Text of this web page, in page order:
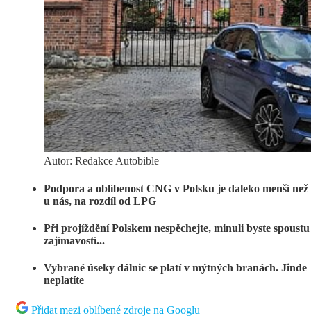
Autor: Redakce Autobible
Podpora a oblíbenost CNG v Polsku je daleko menší než
u nás, na rozdíl od LPG
Při projíždění Polskem nespěchejte, minuli byste spoustu
zajímavostí...
Vybrané úseky dálnic se platí v mýtných branách. Jinde
neplatíte
Přidat mezi oblíbené zdroje na Googlu